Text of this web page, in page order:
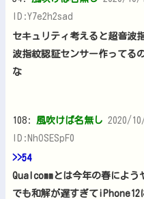
ID:Y7e2h2sad
セキュリティ考えると超音波
波指紋認証センサー作ってる
な
108: 風吹けば名無し 2020/
ID:NhOSESpF0
>>54
Qualcommとは今年の春によ
でも和解が遅すぎてiPhone12